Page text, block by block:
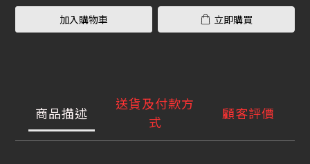
加入購物車 立即購買
商品描述
送貨及付款方
式
顧客評價